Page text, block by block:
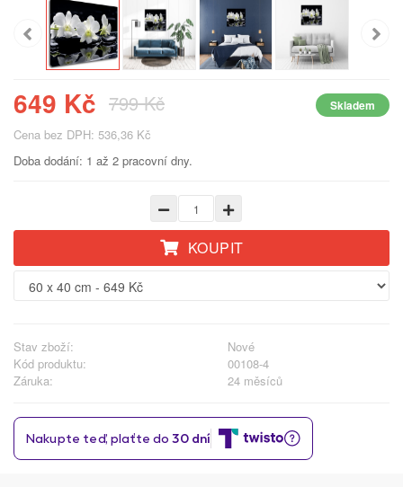
649 Kč 799 Kč Skladem
Cena bez DPH: 536,36 Kč
Doba dodání: 1 až 2 pracovní dny.
KOUPIT
Stav zboží:
Nové
Kód produktu:
00108-4
Záruka:
24 měsíců